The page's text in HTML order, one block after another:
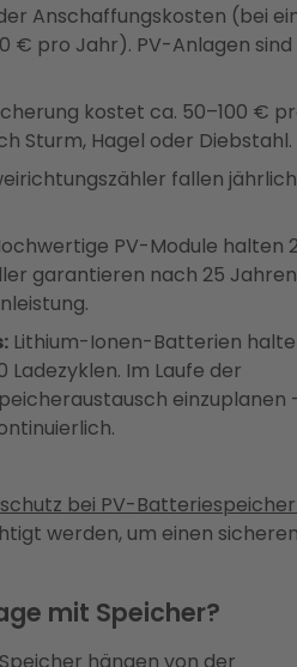
Anschaffungskosten (bei
€ pro Jahr). PV-Anlagen sind
kostet ca. 50–100 €
Sturm, Hagel oder Diebstahl.
fallen
PV-Module halten
garantieren nach 25
Lithium-Ionen-Batterien
Ladezyklen. Im Laufe der
einzuplanen
bei PV-
werden, um einen
mit Speicher?
hängen von der